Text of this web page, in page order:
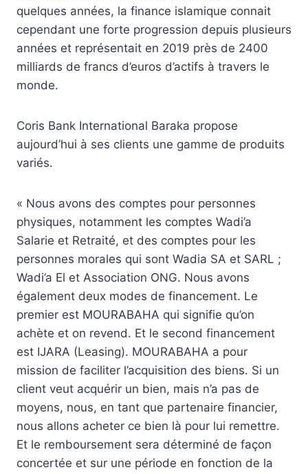
quelques années, la finance islamique connait
cependant une forte progression depuis plusieurs
années et représentait en 2019 près de 2400
milliards de francs d’euros d’actifs à travers le
monde.
Coris Bank International Baraka propose
aujourd’hui à ses clients une gamme de produits
variés.
« Nous avons des comptes pour personnes
physiques, notamment les comptes Wadi’a
Salarie et Retraité, et des comptes pour les
personnes morales qui sont Wadia SA et SARL ;
Wadi’a El et Association ONG. Nous avons
également deux modes de financement. Le
premier est MOURABAHA qui signifie qu’on
achète et on revend. Et le second financement
est IJARA (Leasing). MOURABAHA a pour
mission de faciliter l’acquisition des biens. Si un
client veut acquérir un bien, mais n’a pas de
moyens, nous, en tant que partenaire financier,
nous allons acheter ce bien là pour lui remettre.
Et le remboursement sera déterminé de façon
concertée et sur une période en fonction de la